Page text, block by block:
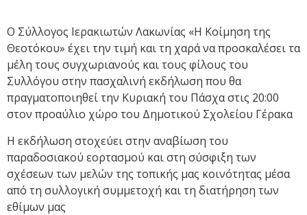
Ο Σύλλογος Ιερακιωτών Λακωνίας «Η Κοίμηση της
Θεοτόκου» έχει την τιμή και τη χαρά να προσκαλέσει τα
μέλη τους συγχωριανούς και τους φίλους του
Συλλόγου στην πασχαλινή εκδήλωση που θα
πραγματοποιηθεί την Κυριακή του Πάσχα στις 20:00
στον προαύλιο χώρο του Δημοτικού Σχολείου Γέρακα
Η εκδήλωση στοχεύει στην αναβίωση του
παραδοσιακού εορτασμού και στη σύσφιξη των
σχέσεων των μελών της τοπικής μας κοινότητας μέσα
από τη συλλογική συμμετοχή και τη διατήρηση των
εθίμων μας